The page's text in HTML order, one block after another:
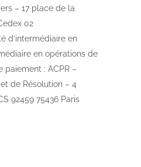
– 17 place de la
02
d’intermédiaire en
en opérations de
paiement : ACPR –
de Résolution – 4
92459 75436 Paris